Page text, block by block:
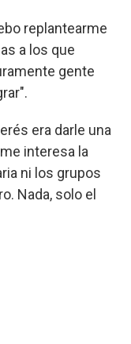
replantearme
a los que
gente
era darle una
interesa la
ni los grupos
Nada, solo el